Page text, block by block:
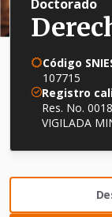
Doctorado
Código
107715
Registro
Res. No.
VIGILADA